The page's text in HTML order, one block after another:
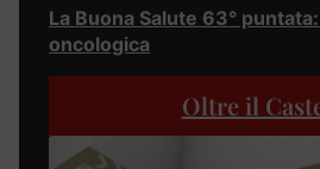
La Buona Salute 63°
oncologica
Oltre il